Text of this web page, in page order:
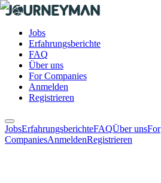
Jobs
Erfahrungsberichte
FAQ
Über uns
For Companies
Anmelden
Registrieren
JobsErfahrungsberichteFAQÜber unsFor
CompaniesAnmeldenRegistrieren